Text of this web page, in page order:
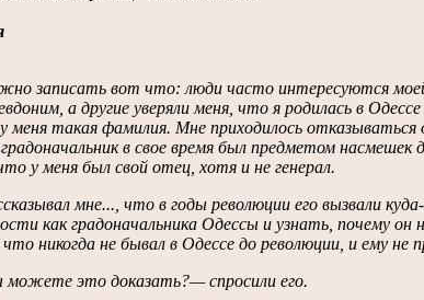
записать вот что: люди часто интересуются
а другие уверяли меня, что я родилась в
меня такая фамилия. Мне приходилось
градоначальник в свое время был предметом
у меня был свой отец, хотя и не генерал.
мне..., что в годы революции его вызвали
как градоначальника Одессы и узнать, почему
никогда не бывал в Одессе до революции, и ему не
это доказать?— спросили его.